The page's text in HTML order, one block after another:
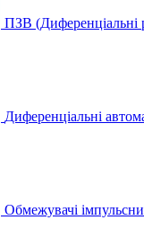
ПЗВ (Диференціальні
Диференціальні
Обмежувачі